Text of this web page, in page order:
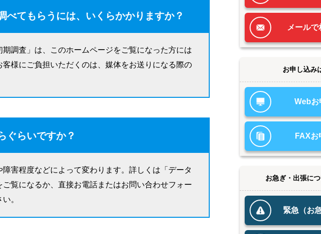
べてもらうには、いくらかかりますか？
調査」は、このホームページをご覧になった方には
客様にご負担いただくのは、媒体をお送りになる際の
ぐらいですか？
害程度などによって変わります。詳しくは「データ
覧になるか、直接お電話またはお問い合わせフォー
。
メールで
お申し込み
Webお
FAXお
お急ぎ・出張に
緊急（お